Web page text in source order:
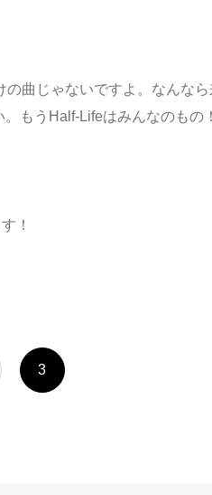
曲じゃないですよ。なんなら
もうHalf-Lifeはみんなのもの！
！
3